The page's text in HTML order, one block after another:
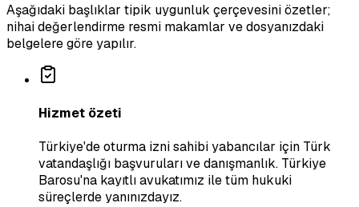
Aşağıdaki başlıklar tipik uygunluk çerçevesini özetler;
nihai değerlendirme resmi makamlar ve dosyanızdaki
belgelere göre yapılır.
Hizmet özeti
Türkiye'de oturma izni sahibi yabancılar için Türk
vatandaşlığı başvuruları ve danışmanlık. Türkiye
Barosu'na kayıtlı avukatımız ile tüm hukuki
süreçlerde yanınızdayız.